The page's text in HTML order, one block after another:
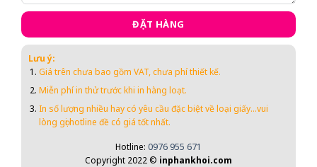
ĐẶT HÀNG
Lưu ý:
Giá trên chưa bao gồm VAT, chưa phí thiết kế.
Miễn phí in thử trước khi in hàng loạt.
In số lượng nhiều hay có yêu cầu đặc biệt về loạigiấy...vui
lòng gọi hotline đề có giá tốt nhất.
Hotline: 0976 955 671
Copyright 2022 © inphankhoi.com